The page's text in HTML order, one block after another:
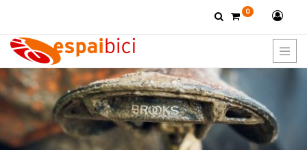
0
Portabidones
Bolsas
Comida
Cuadros
y
Horquillas
Documentación